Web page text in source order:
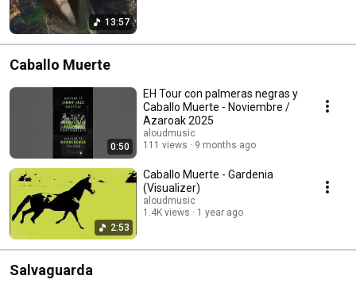
13:57
Caballo Muerte
0:50
EH Tour con palmeras negras y
Caballo Muerte - Noviembre /
Azaroak 2025
aloudmusic
111 views
9 months ago
2:53
Caballo Muerte - Gardenia
(Visualizer)
aloudmusic
1.4K views
1 year ago
Salvaguarda